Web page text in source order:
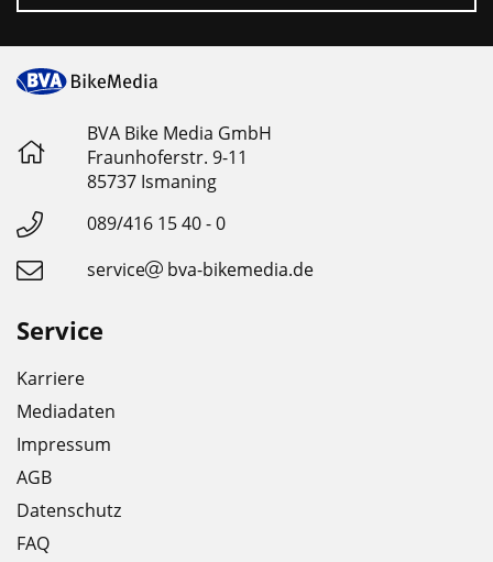
BVA Bike Media GmbH
Fraunhoferstr. 9-11
85737 Ismaning
089/416 15 40 - 0
service
bva-bikemedia.de
Service
Karriere
Mediadaten
Impressum
AGB
Datenschutz
FAQ